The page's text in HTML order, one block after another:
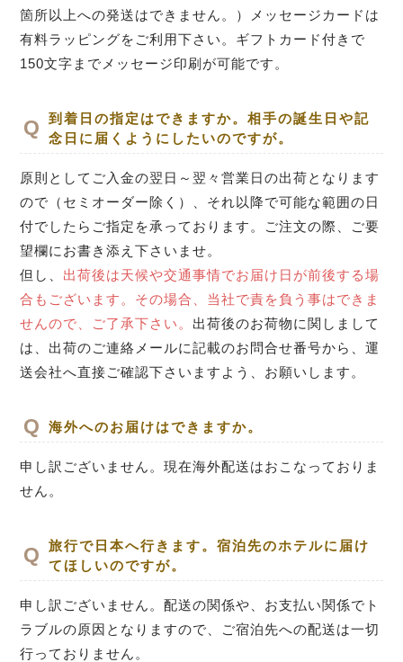
箇所以上への発送はできません。）メッセージカードは
有料ラッピングをご利用下さい。ギフトカード付きで
150文字までメッセージ印刷が可能です。
到着日の指定はできますか。相手の誕生日や記
念日に届くようにしたいのですが。
原則としてご入金の翌日～翌々営業日の出荷となります
ので（セミオーダー除く）、それ以降で可能な範囲の日
付でしたらご指定を承っております。ご注文の際、ご要
望欄にお書き添え下さいませ。
但し、 出荷後は天候や交通事情でお届け日が前後する場
合もございます。その場合、当社で責を負う事はできま
せんので、ご了承下さい。 出荷後のお荷物に関しまして
は、出荷のご連絡メールに記載のお問合せ番号から、運
送会社へ直接ご確認下さいますよう、お願いします。
海外へのお届けはできますか。
申し訳ございません。現在海外配送はおこなっておりま
せん。
旅行で日本へ行きます。宿泊先のホテルに届け
てほしいのですが。
申し訳ございません。配送の関係や、お支払い関係でト
ラブルの原因となりますので、ご宿泊先への配送は一切
行っておりません。